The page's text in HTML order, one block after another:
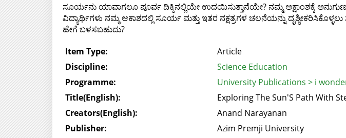
ಸೂರ್ಯನು ಯಾವಾಗಲೂ ಪೂರ್ವ ದಿಕ್ಕಿನಲ್ಲಿಯೇ ಉದಯಿಸುತ್ತಾನೆಯೇ? ನಮ್ಮ ಅಕ್ಷಾಂಶಕ್ಕೆ
ವಿದ್ಯಾರ್ಥಿಗಳು ನಮ್ಮ ಆಕಾಶದಲ್ಲಿ ಸೂರ್ಯ ಮತ್ತು ಇತರ ನಕ್ಷತ್ರಗಳ ಚಲನೆಯನ್ನು
ಹೇಗೆ ಬಳಸಬಹುದು?
Item Type:
Article
Discipline:
Science Education
Programme:
University Publications > i
Title(English):
Exploring The Sun'S Path With
Creators(English):
Anand Narayanan
Publisher:
Azim Premji University